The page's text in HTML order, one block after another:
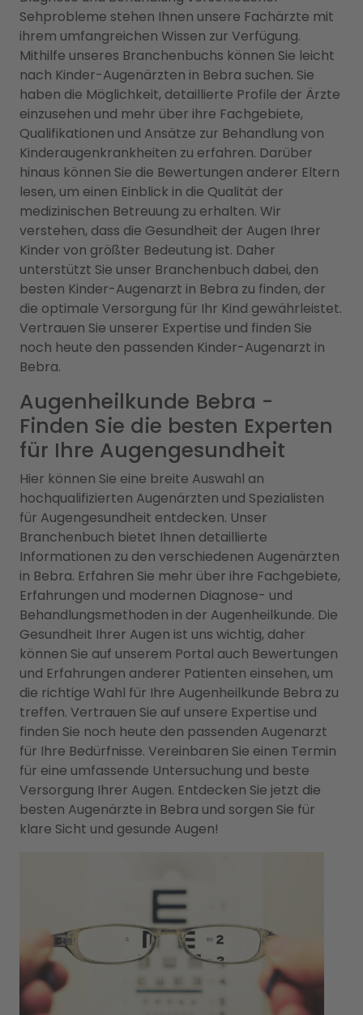
Sehprobleme stehen Ihnen unsere Fachärzte mit
ihrem umfangreichen Wissen zur Verfügung.
Mithilfe unseres Branchenbuchs können Sie leicht
nach Kinder-Augenärzten in Bebra suchen. Sie
haben die Möglichkeit, detaillierte Profile der Ärzte
einzusehen und mehr über ihre Fachgebiete,
Qualifikationen und Ansätze zur Behandlung von
Kinderaugenkrankheiten zu erfahren. Darüber
hinaus können Sie die Bewertungen anderer Eltern
lesen, um einen Einblick in die Qualität der
medizinischen Betreuung zu erhalten. Wir
verstehen, dass die Gesundheit der Augen Ihrer
Kinder von größter Bedeutung ist. Daher
unterstützt Sie unser Branchenbuch dabei, den
besten Kinder-Augenarzt in Bebra zu finden, der
die optimale Versorgung für Ihr Kind gewährleistet.
Vertrauen Sie unserer Expertise und finden Sie
noch heute den passenden Kinder-Augenarzt in
Bebra.
Augenheilkunde Bebra -
Finden Sie die besten Experten
für Ihre Augengesundheit
Hier können Sie eine breite Auswahl an
hochqualifizierten Augenärzten und Spezialisten
für Augengesundheit entdecken. Unser
Branchenbuch bietet Ihnen detaillierte
Informationen zu den verschiedenen Augenärzten
in Bebra. Erfahren Sie mehr über ihre Fachgebiete,
Erfahrungen und modernen Diagnose- und
Behandlungsmethoden in der Augenheilkunde. Die
Gesundheit Ihrer Augen ist uns wichtig, daher
können Sie auf unserem Portal auch Bewertungen
und Erfahrungen anderer Patienten einsehen, um
die richtige Wahl für Ihre Augenheilkunde Bebra zu
treffen. Vertrauen Sie auf unsere Expertise und
finden Sie noch heute den passenden Augenarzt
für Ihre Bedürfnisse. Vereinbaren Sie einen Termin
für eine umfassende Untersuchung und beste
Versorgung Ihrer Augen. Entdecken Sie jetzt die
besten Augenärzte in Bebra und sorgen Sie für
klare Sicht und gesunde Augen!